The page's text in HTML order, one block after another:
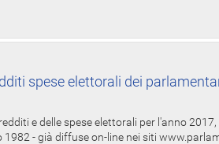
spese elettorali dei
e delle spese elettorali per l'anno
1982 - già diffuse on-line nei siti